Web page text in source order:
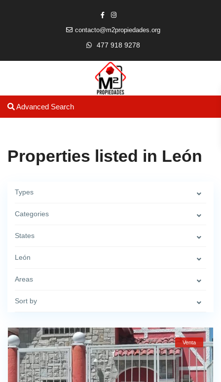
contacto@m2propiedades.org
477 918 9278
Advanced Search
Properties listed in León
Types
Categories
States
León
Areas
Sort by
Venta